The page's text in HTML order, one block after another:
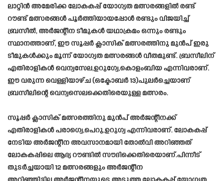
ലാറ്റിൻ അമേരിക്ക ലോകകപ്പ് യോഗ്യത മത്സരങ്ങളിൽ രണ്ട്
റൗണ്ട് മത്സരങ്ങൾ പൂർത്തിയായപ്പോൾ രണ്ടും വിജയിച്ച്
ബ്രസീൽ, അർജന്റീന ടീമുകൾ യഥാക്രമം ഒന്നും രണ്ടും
സ്ഥാനത്താണ്, ഈ സൂപ്പർ ക്ലാസിക് മത്സരത്തിനു മുൻപ് ഇരു
ടീമുകൾക്കും മൂന്ന് യോഗ്യത മത്സരങ്ങൾ വീതമുണ്ട്. ബ്രസീലിന്
എതിരാളികൾ വെന്വസേല,ഉറുഗ്വേ,കൊളംബിയ എന്നിവരാണ്.
ഈ വരുന്ന വെള്ളിയാഴ്ച (ഒക്ടോബർ 13)പുലർച്ചെയാണ്
ബ്രസീലിന്റെ വെന്വസെലക്കെതിരെയുള്ള മത്സരം.
സൂപ്പർ ക്ലാസിക് മത്സരത്തിനു മുൻപ് അർജന്റീനക്ക്
എതിരാളികൾ പരാഗ്വെ,പെറു,ഉറുഗ്വ എന്നിവരാണ്. ലോകകപ്പ്
നേടിയ അർജന്റീന അവസാനമായി തോൽവി അറിഞ്ഞത്
ലോകകപ്പിലെ ആദ്യ റൗണ്ടിൽ സൗദിക്കെതിരെയാണ്.പിന്നീട്
തുടർച്ചയായി 12 മത്സരങ്ങളും അർജന്റീന